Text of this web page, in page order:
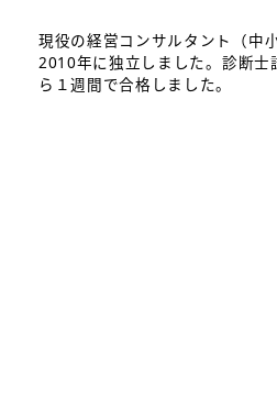
現役の経営コンサルタント（中
2010年に独立しました。診断士
ら１週間で合格しました。